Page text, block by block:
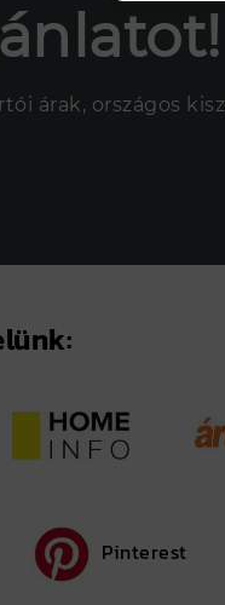
árak, országos
Pinterest